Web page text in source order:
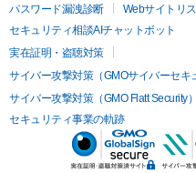
パスワード漏洩診断
Webサイトリ
セキュリティ相談AIチャットボット
実在証明・盗聴対策
サイバー攻撃対策（GMOサイバーセキ
サイバー攻撃対策（GMO Flatt Security）
セキュリティ事業の軌跡